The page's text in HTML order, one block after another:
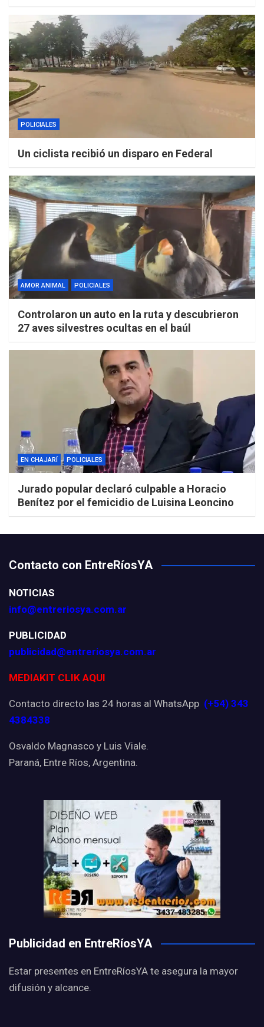
POLICIALES
Un ciclista recibió un disparo en Federal
AMOR ANIMAL POLICIALES
Controlaron un auto en la ruta y descubrieron
27 aves silvestres ocultas en el baúl
EN CHAJARÍ POLICIALES
Jurado popular declaró culpable a Horacio
Benítez por el femicidio de Luisina Leoncino
Contacto con EntreRíosYA
NOTICIAS
info@entreriosya.com.ar
PUBLICIDAD
publicidad@entreriosya.com.ar
MEDIAKIT CLIK AQUI
Contacto directo las 24 horas al WhatsApp (+54) 343
4384338
Osvaldo Magnasco y Luis Viale.
Paraná, Entre Ríos, Argentina.
Publicidad en EntreRíosYA
Estar presentes en EntreRíosYA te asegura la mayor
difusión y alcance.